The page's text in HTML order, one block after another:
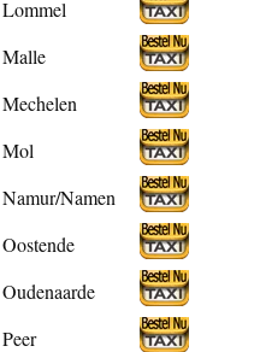
Lommel
Malle
Mechelen
Mol
Namur/Namen
Oostende
Oudenaarde
Peer